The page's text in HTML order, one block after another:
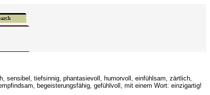
sensibel, tiefsinnig, phantasievoll, humorvoll, einfühlsam, zärtlich,
begeisterungsfähig, gefühlvoll, mit einem Wort: einzigartig!